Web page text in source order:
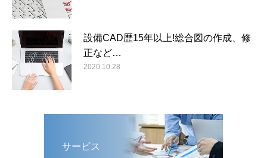
設備CAD歴15年以上!総合図の作成、修
正など…
2020.10.28
サービス